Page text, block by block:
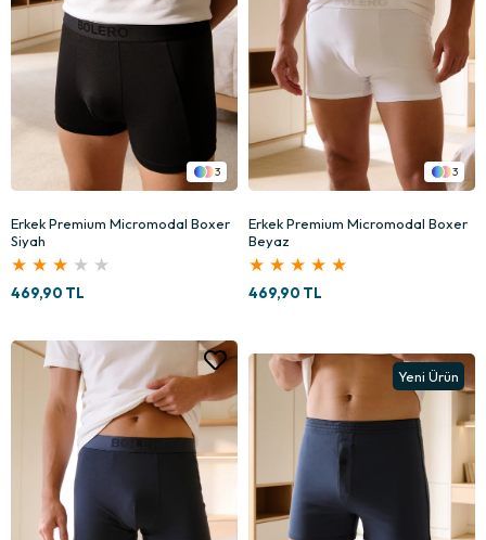
3
Erkek Premium Micromodal Boxer
Siyah
★ ★ ★ ★ ★
469,90 TL
3
Erkek Premium Micromodal Boxer
Beyaz
★ ★ ★ ★ ★
469,90 TL
Yeni Ürün